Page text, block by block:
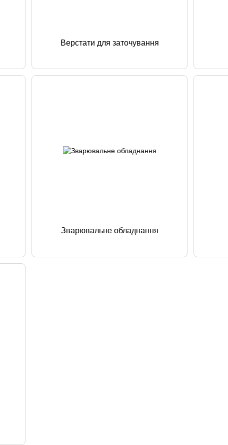
Верстати для заточування
Зварювальне обладнання